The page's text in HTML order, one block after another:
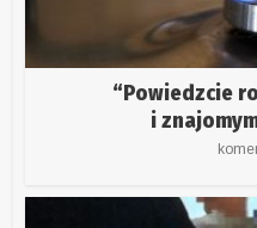
“Powiedzcie
i